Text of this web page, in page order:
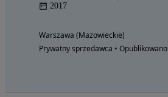
2017
Warszawa (Mazowieckie)
Prywatny sprzedawca • Opublikowano